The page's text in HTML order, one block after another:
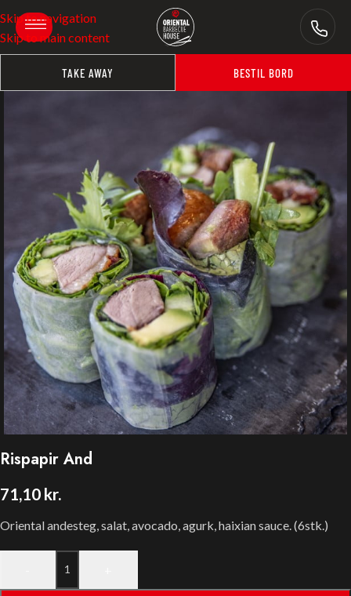
Skip to navigation
Skip to main content
TAKE AWAY BESTIL BORD
Rispapir And
71,10 kr.
Oriental andesteg, salat, avocado, agurk, haixian sauce. (6stk.)